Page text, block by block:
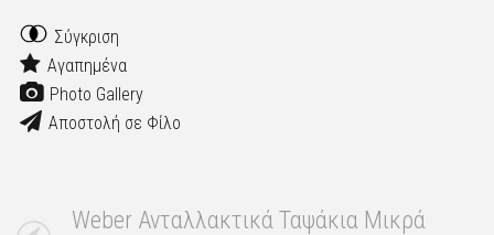
Σύγκριση
Αγαπημένα
Photo Gallery
Αποστολή σε Φίλο
Weber Ανταλλακτικά Ταψάκια Μικρά